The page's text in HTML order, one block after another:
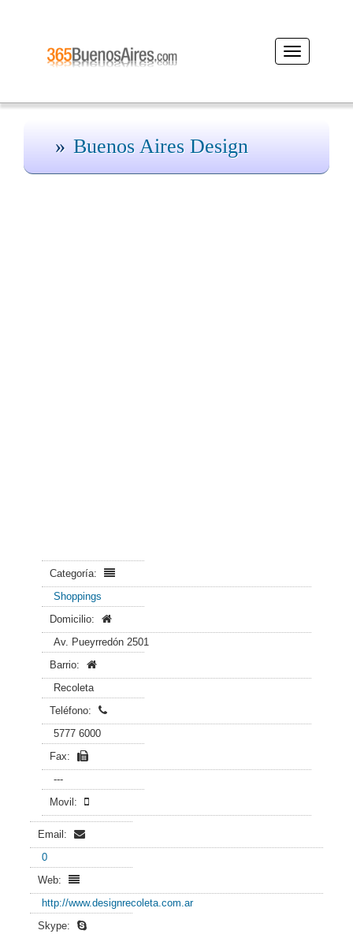
Desplegar
navegación
Buenos Aires Design
Categoría:
Shoppings
Domicilio:
Av. Pueyrredón 2501
Barrio:
Recoleta
Teléfono:
5777 6000
Fax:
---
Movil:
Email:
0
Web:
http://www.designrecoleta.com.ar
Skype: